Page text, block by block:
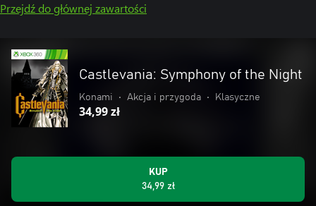
Przejdź do głównej zawartości
Castlevania: Symphony of the Night
Konami • Akcja i przygoda • Klasyczne
34,99 zł
KUP
34,99 zł